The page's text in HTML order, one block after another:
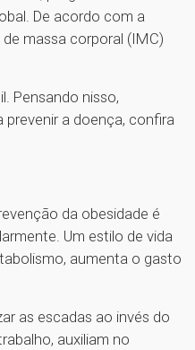
De acordo com a
massa corporal (IMC)
Pensando nisso,
a doença, confira
da obesidade é
Um estilo de vida
aumenta o gasto
as escadas ao invés do
auxiliam no